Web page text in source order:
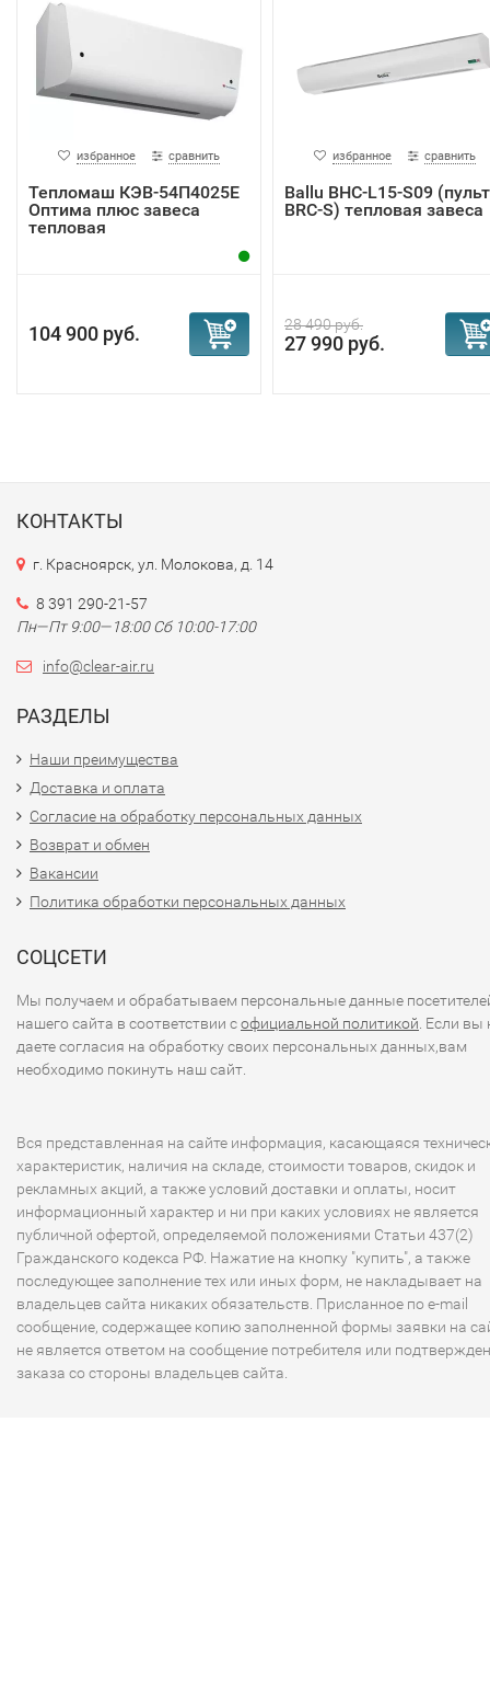
избранное сравнить
Тепломаш КЭВ-54П4025Е
Оптима плюс завеса
тепловая
104 900 руб.
избранное сравнить
Ballu BHC-L15-S09 (пульт
BRC-S) тепловая завеса
28 490 руб.
27 990 руб.
КОНТАКТЫ
г. Красноярск, ул. Молокова, д. 14
8 391 290-21-57
Пн—Пт 9:00—18:00 Сб 10:00-17:00
info@clear-air.ru
РАЗДЕЛЫ
Наши преимущества
Доставка и оплата
Согласие на обработку персональных данных
Возврат и обмен
Вакансии
Политика обработки персональных данных
СОЦСЕТИ
Мы получаем и обрабатываем персональные данные
нашего сайта в соответствии софициальной политикой . Если вы
даете согласия на обработку своих персональных данных,вам
необходимо покинуть наш сайт.
Вся представленная на сайте информация, касающаяся
характеристик, наличия на складе, стоимости товаров, скидок и
рекламных акций, а также условий доставки и оплаты, носит
информационный характер и ни при каких условиях не является
публичной офертой, определяемой положениями Статьи 437(2)
Гражданского кодекса РФ. Нажатие на кнопку "купить", а также
последующее заполнение тех или иных форм, не накладывает на
владельцев сайта никаких обязательств. Присланное по e-mail
сообщение, содержащее копию заполненной формы заявки на
не является ответом на сообщение потребителя или
заказа со стороны владельцев сайта.